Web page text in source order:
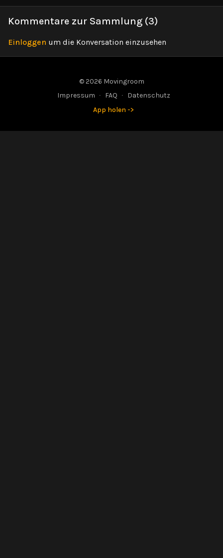
effektiven Flow
Aktiviere Deine Core mit
Kommentare zur Sammlung (3)
Einloggen um die Konversation einzusehen
© 2026 Movingroom
Impressum ∙ FAQ ∙ Datenschutz
App holen ->